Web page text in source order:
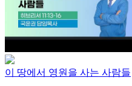
이 땅에서 영원을 사는 사람들